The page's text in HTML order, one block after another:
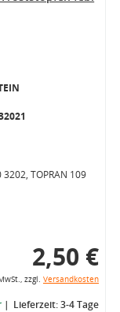
TOPRAN 109
2,50 €
zzgl. Versandkosten
Lieferzeit: 3-4 Tage